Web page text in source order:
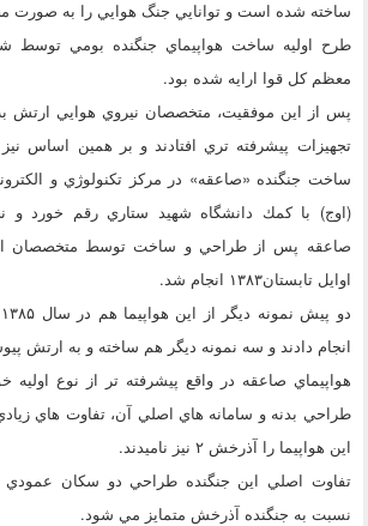
ساخته شده است و توانايي جنگ هوايي را به صورت
طرح اوليه ساخت هواپيماي جنگنده بومي توسط
معظم كل قوا ارايه شده بود.
پس از اين موفقيت، متخصصان نيروي هوايي ارتش
ساخت جنگنده «صاعقه» در مركز تكنولوژي و
(اوج) با كمك دانشگاه شهيد ستاري رقم خورد و
صاعقه پس از طراحي و ساخت توسط متخصصان
اوايل تابستان۱۳۸۳ انجام شد.
انجام دادند و سه نمونه ديگر هم ساخته و به ارتش
هواپيماي صاعقه در واقع پيشرفته تر از نوع
طراحي بدنه و سامانه هاي اصلي آن، تفاوت هاي
اين هواپيما را آذرخش ۲ نيز ناميدند.
تفاوت اصلي اين جنگنده طراحي دو سكان عمودي
نسبت به جنگنده آذرخش متمايز مي شود.